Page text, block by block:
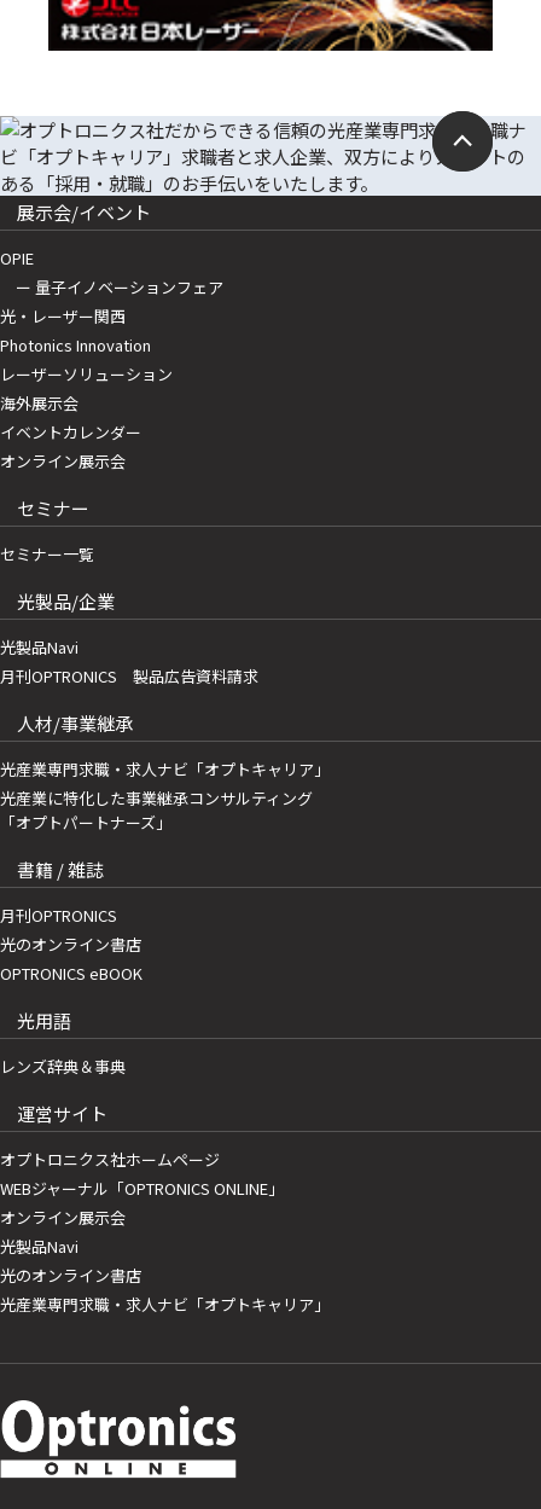
展示会/イベント
OPIE
ー 量子イノベーションフェア
光・レーザー関西
Photonics Innovation
レーザーソリューション
海外展示会
イベントカレンダー
オンライン展示会
セミナー
セミナー一覧
光製品/企業
光製品Navi
月刊OPTRONICS 製品広告資料請求
人材/事業継承
光産業専門求職・求人ナビ「オプトキャリア」
光産業に特化した事業継承コンサルティング
「オプトパートナーズ」
書籍 / 雑誌
月刊OPTRONICS
光のオンライン書店
OPTRONICS eBOOK
光用語
レンズ辞典＆事典
運営サイト
オプトロニクス社ホームページ
WEBジャーナル「OPTRONICS ONLINE」
オンライン展示会
光製品Navi
光のオンライン書店
光産業専門求職・求人ナビ「オプトキャリア」